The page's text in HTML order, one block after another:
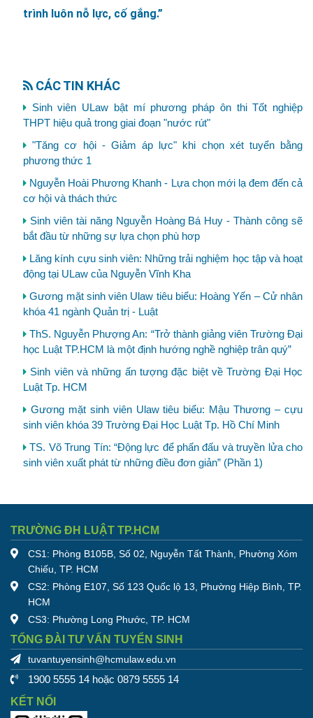
trình luôn nỗ lực, cố gắng.”
CÁC TIN KHÁC
Sinh viên ULaw bật mí phương pháp ôn thi Tốt nghiệp
THPT hiệu quả trong giai đoạn "nước rút"
"Tăng cơ hội - Giảm áp lực" khi chọn xét tuyển bằng
phương thức 1
Nguyễn Hoài Phương Khanh - Lựa chọn mới lạ đem đến cả
cơ hội và thách thức
Sinh viên tài năng Nguyễn Hoàng Bá Huy - Thành công sẽ
bắt đầu từ những sự lựa chọn phù hơp
Lăng kính cựu sinh viên: Những trải nghiệm học tập và hoạt
động tại ULaw của Nguyễn Vĩnh Kha
Gương mặt sinh viên Ulaw tiêu biểu: Hoàng Yến – Cử nhân
khóa 41 ngành Quản trị - Luật
ThS. Nguyễn Phượng An: “Trở thành giảng viên Trường Đại
học Luật TP.HCM là một định hướng nghề nghiệp trân quý”
Sinh viên và những ấn tượng đặc biệt về Trường Đại Học
Luật Tp. HCM
Gương mặt sinh viên Ulaw tiêu biểu: Mậu Thương – cựu
sinh viên khóa 39 Trường Đại Học Luật Tp. Hồ Chí Minh
TS. Võ Trung Tín: “Động lực để phấn đấu và truyền lửa cho
sinh viên xuất phát từ những điều đơn giản” (Phần 1)
TRƯỜNG ĐH LUẬT TP.HCM
CS1: Phòng B105B, Số 02, Nguyễn Tất Thành, Phường Xóm
Chiếu, TP. HCM
CS2: Phòng E107, Số 123 Quốc lộ 13, Phường Hiệp Bình, TP.
HCM
CS3: Phường Long Phước, TP. HCM
TỔNG ĐÀI TƯ VẤN TUYỂN SINH
tuvantuyensinh@hcmulaw.edu.vn
1900 5555 14 hoặc 0879 5555 14
KẾT NỐI